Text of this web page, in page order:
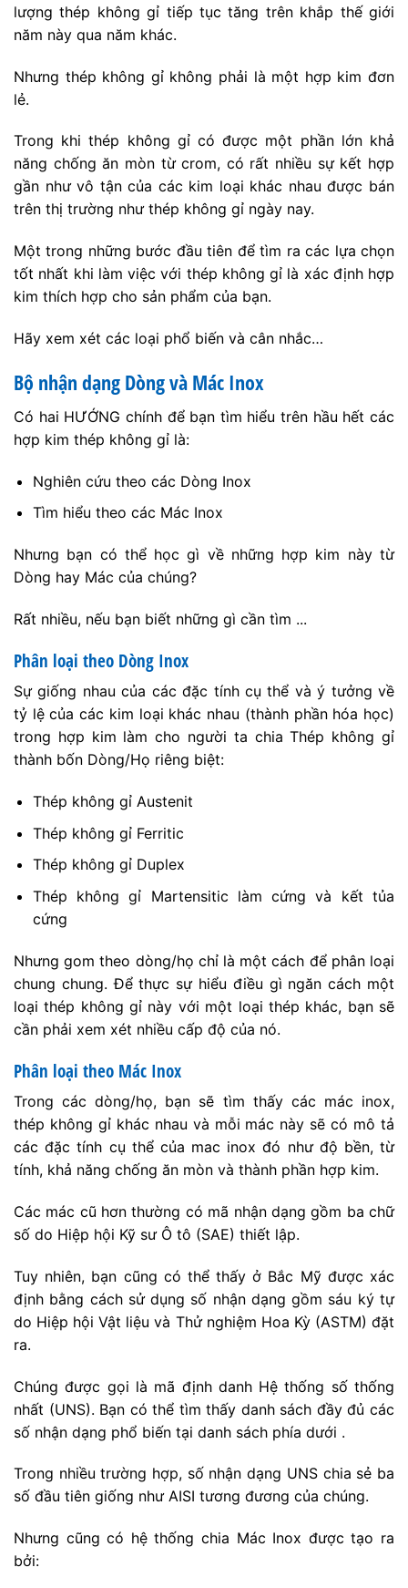
lượng thép không gỉ tiếp tục tăng trên khắp thế giới
năm này qua năm khác.
Nhưng thép không gỉ không phải là một hợp kim đơn
lẻ.
Trong khi thép không gỉ có được một phần lớn khả
năng chống ăn mòn từ crom, có rất nhiều sự kết hợp
gần như vô tận của các kim loại khác nhau được bán
trên thị trường như thép không gỉ ngày nay.
Một trong những bước đầu tiên để tìm ra các lựa chọn
tốt nhất khi làm việc với thép không gỉ là xác định hợp
kim thích hợp cho sản phẩm của bạn.
Hãy xem xét các loại phổ biến và cân nhắc…
Bộ nhận dạng Dòng và Mác Inox
Có hai HƯỚNG chính để bạn tìm hiểu trên hầu hết các
hợp kim thép không gỉ là:
Nghiên cứu theo các Dòng Inox
Tìm hiểu theo các Mác Inox
Nhưng bạn có thể học gì về những hợp kim này từ
Dòng hay Mác của chúng?
Rất nhiều, nếu bạn biết những gì cần tìm ...
Phân loại theo Dòng Inox
Sự giống nhau của các đặc tính cụ thể và ý tưởng về
tỷ lệ của các kim loại khác nhau (thành phần hóa học)
trong hợp kim làm cho người ta chia Thép không gỉ
thành bốn Dòng/Họ riêng biệt:
Thép không gỉ Austenit
Thép không gỉ Ferritic
Thép không gỉ Duplex
Thép không gỉ Martensitic làm cứng và kết tủa
cứng
Nhưng gom theo dòng/họ chỉ là một cách để phân loại
chung chung. Để thực sự hiểu điều gì ngăn cách một
loại thép không gỉ này với một loại thép khác, bạn sẽ
cần phải xem xét nhiều cấp độ của nó.
Phân loại theo Mác Inox
Trong các dòng/họ, bạn sẽ tìm thấy các mác inox,
thép không gỉ khác nhau và mỗi mác này sẽ có mô tả
các đặc tính cụ thể của mac inox đó như độ bền, từ
tính, khả năng chống ăn mòn và thành phần hợp kim.
Các mác cũ hơn thường có mã nhận dạng gồm ba chữ
số do Hiệp hội Kỹ sư Ô tô (SAE) thiết lập.
Tuy nhiên, bạn cũng có thể thấy ở Bắc Mỹ được xác
định bằng cách sử dụng số nhận dạng gồm sáu ký tự
do Hiệp hội Vật liệu và Thử nghiệm Hoa Kỳ (ASTM) đặt
ra.
Chúng được gọi là mã định danh Hệ thống số thống
nhất (UNS). Bạn có thể tìm thấy danh sách đầy đủ các
số nhận dạng phổ biến tại danh sách phía dưới .
Trong nhiều trường hợp, số nhận dạng UNS chia sẻ ba
số đầu tiên giống như AISI tương đương của chúng.
Nhưng cũng có hệ thống chia Mác Inox được tạo ra
bởi: